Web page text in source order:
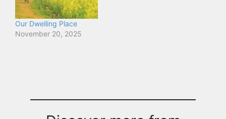
Our Dwelling Place
November 20, 2025